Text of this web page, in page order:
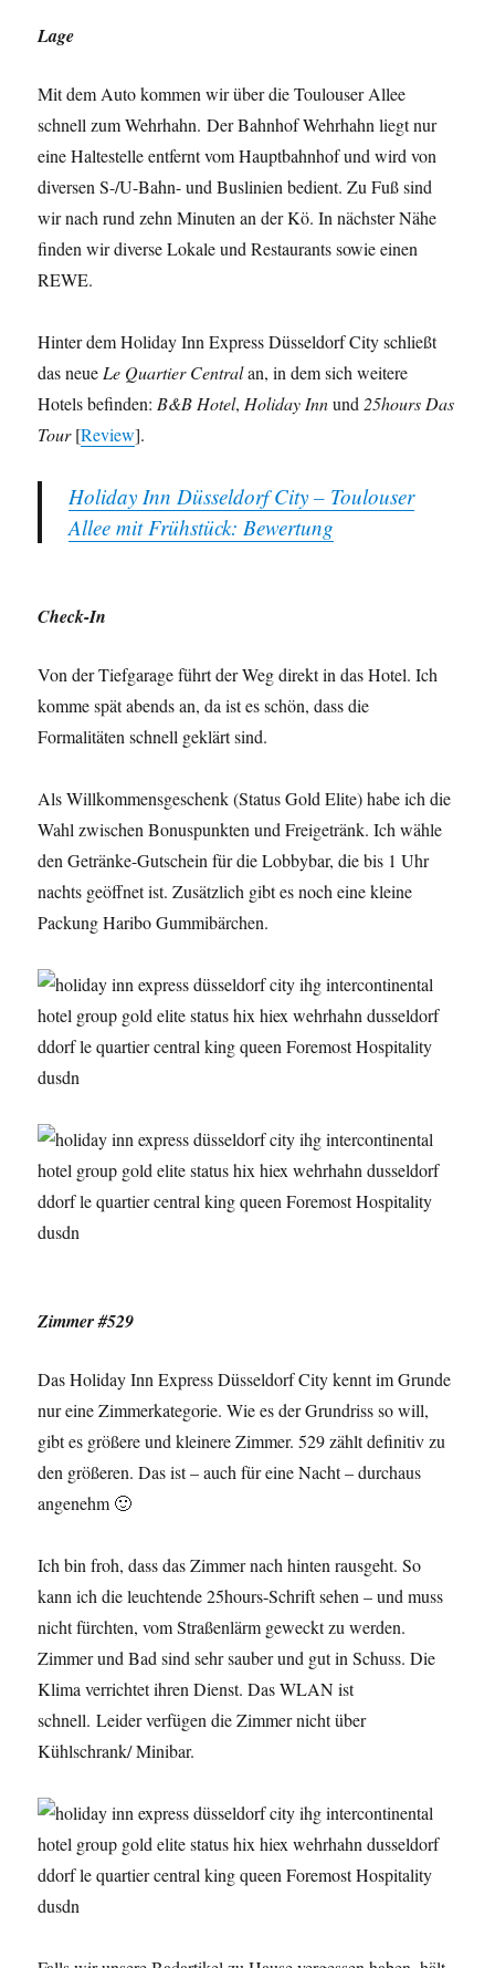
Lage
Mit dem Auto kommen wir über die Toulouser Allee
schnell zum Wehrhahn. Der Bahnhof Wehrhahn liegt nur
eine Haltestelle entfernt vom Hauptbahnhof und wird von
diversen S-/U-Bahn- und Buslinien bedient. Zu Fuß sind
wir nach rund zehn Minuten an der Kö. In nächster Nähe
finden wir diverse Lokale und Restaurants sowie einen
REWE.
Hinter dem Holiday Inn Express Düsseldorf City schließt
das neue Le Quartier Centralan, in dem sich weitere
Hotels befinden: B&B Hotel, Holiday Innund 25hours Das
Tour[Review].
Holiday Inn Düsseldorf City – Toulouser
Allee mit Frühstück: Bewertung
Check-In
Von der Tiefgarage führt der Weg direkt in das Hotel. Ich
komme spät abends an, da ist es schön, dass die
Formalitäten schnell geklärt sind.
Als Willkommensgeschenk (Status Gold Elite) habe ich die
Wahl zwischen Bonuspunkten und Freigetränk. Ich wähle
den Getränke-Gutschein für die Lobbybar, die bis 1 Uhr
nachts geöffnet ist. Zusätzlich gibt es noch eine kleine
Packung Haribo Gummibärchen.
Zimmer #529
Das Holiday Inn Express Düsseldorf City kennt im Grunde
nur eine Zimmerkategorie. Wie es der Grundriss so will,
gibt es größere und kleinere Zimmer. 529 zählt definitiv zu
den größeren. Das ist – auch für eine Nacht – durchaus
angenehm 🙂
Ich bin froh, dass das Zimmer nach hinten rausgeht. So
kann ich die leuchtende 25hours-Schrift sehen – und muss
nicht fürchten, vom Straßenlärm geweckt zu werden.
Zimmer und Bad sind sehr sauber und gut in Schuss. Die
Klima verrichtet ihren Dienst. Das WLAN ist
schnell. Leider verfügen die Zimmer nicht über
Kühlschrank/ Minibar.